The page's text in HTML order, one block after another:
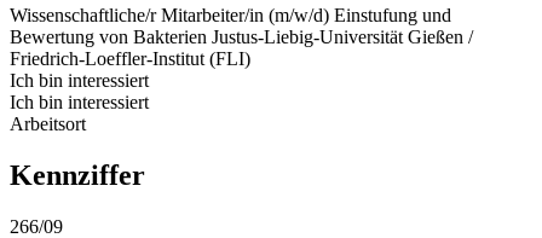
Wissenschaftliche/r Mitarbeiter/in (m/w/d) Einstufung und
Bewertung von Bakterien Justus-Liebig-Universität Gießen /
Friedrich-Loeffler-Institut (FLI)
Ich bin interessiert
Ich bin interessiert
Arbeitsort
Kennziffer
266/09